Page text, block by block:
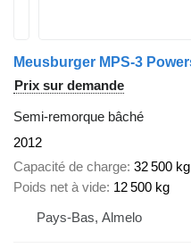
Prix sur demande
Semi-remorque bâché
2012
Capacité de charge 32 500 kg
Poids net à vide 12 500 kg
Pays-Bas, Almelo